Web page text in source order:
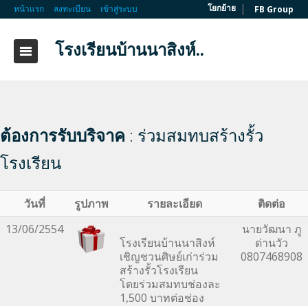
หน้าแรก ลงทะเบียน เข้าสู่ระบบ โยกย้าย | FB Group
โรงเรียนบ้านนาสิงห์..
ต้องการรับบริจาค : ร่วมสมทบสร้างรั้ว
โรงเรียน
วันที่ รูปภาพ รายละเอียด
ติดต่อ
13/06/2554
โรงเรียนบ้านนาสิงห์
เชิญชวนศิษย์เก่าร่วม
สร้างรั้วโรงเรียน
โดยร่วมสมทบช่องละ
1,500 บาทต่อช่อง
นายวัฒนา ภู
ด่านวัว
0807468908